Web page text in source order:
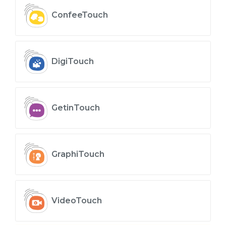
ConfeeTouch
DigiTouch
GetinTouch
GraphiTouch
VideoTouch